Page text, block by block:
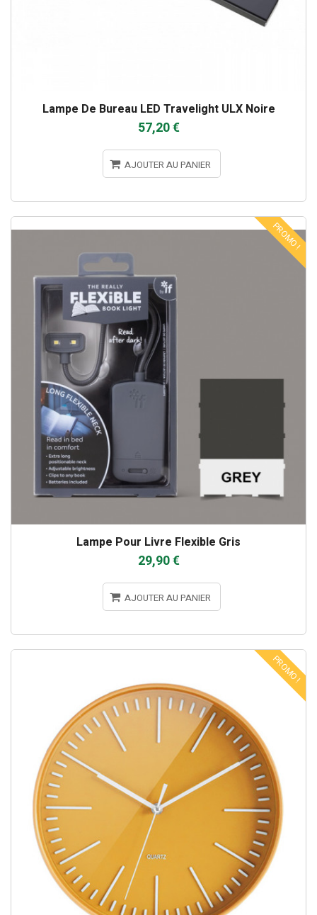
Lampe De Bureau LED Travelight ULX Noire
57,20 €
AJOUTER AU PANIER
PROMO !
Lampe Pour Livre Flexible Gris
29,90 €
AJOUTER AU PANIER
PROMO !